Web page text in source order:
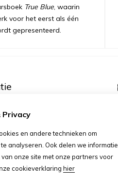
True Blue, waarin
voor het eerst als één
gepresenteerd.
Privacy
en andere technieken om
analyseren. Ook delen we informatie
onze site met onze partners voor
cookieverklaring hier